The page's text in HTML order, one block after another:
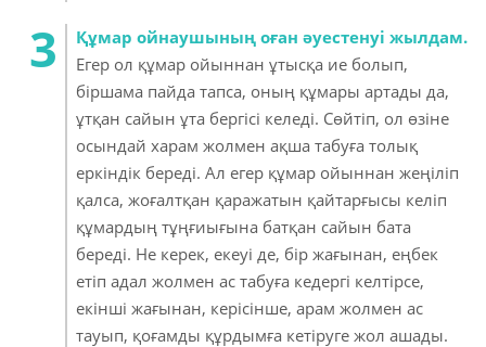
Құмар ойнаушының оған әуестенуі жылдам.
Егер ол құмар ойыннан ұтысқа ие болып,
біршама пайда тапса, оның құмары артады да,
ұтқан сайын ұта бергісі келеді. Сөйтіп, ол өзіне
осындай харам жолмен ақша табуға толық
еркіндік береді. Ал егер құмар ойыннан жеңіліп
қалса, жоғалтқан қаражатын қайтарғысы келіп
құмардың тұңғиығына батқан сайын бата
береді. Не керек, екеуі де, бір жағынан, еңбек
етіп адал жолмен ас табуға кедергі келтірсе,
екінші жағынан, керісінше, арам жолмен ас
тауып, қоғамды құрдымға кетіруге жол ашады.